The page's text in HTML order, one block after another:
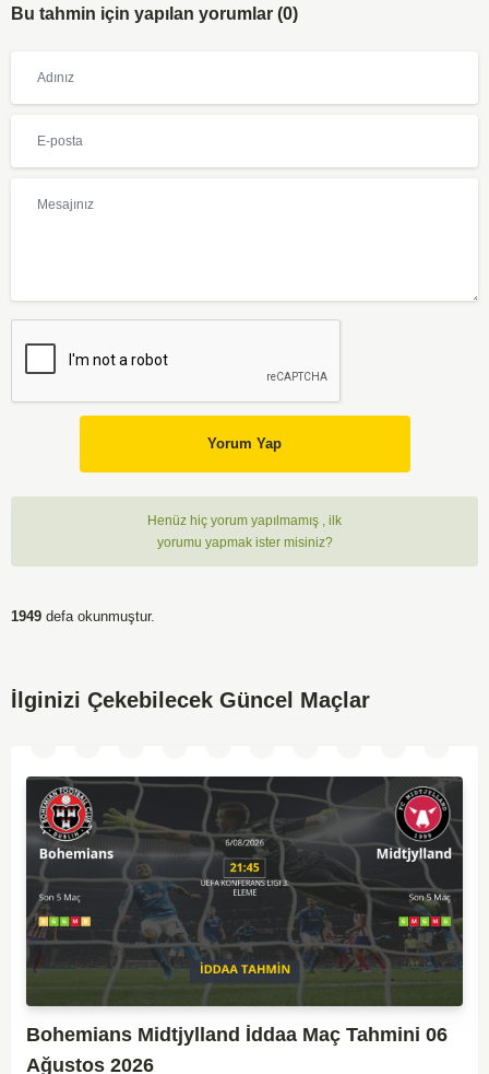
Bu tahmin için yapılan yorumlar (0)
Yorum Yap
Henüz hiç yorum yapılmamış , ilk
yorumu yapmak ister misiniz?
1949 defa okunmuştur.
İlginizi Çekebilecek Güncel Maçlar
Bohemians Midtjylland İddaa Maç Tahmini 06
Ağustos 2026